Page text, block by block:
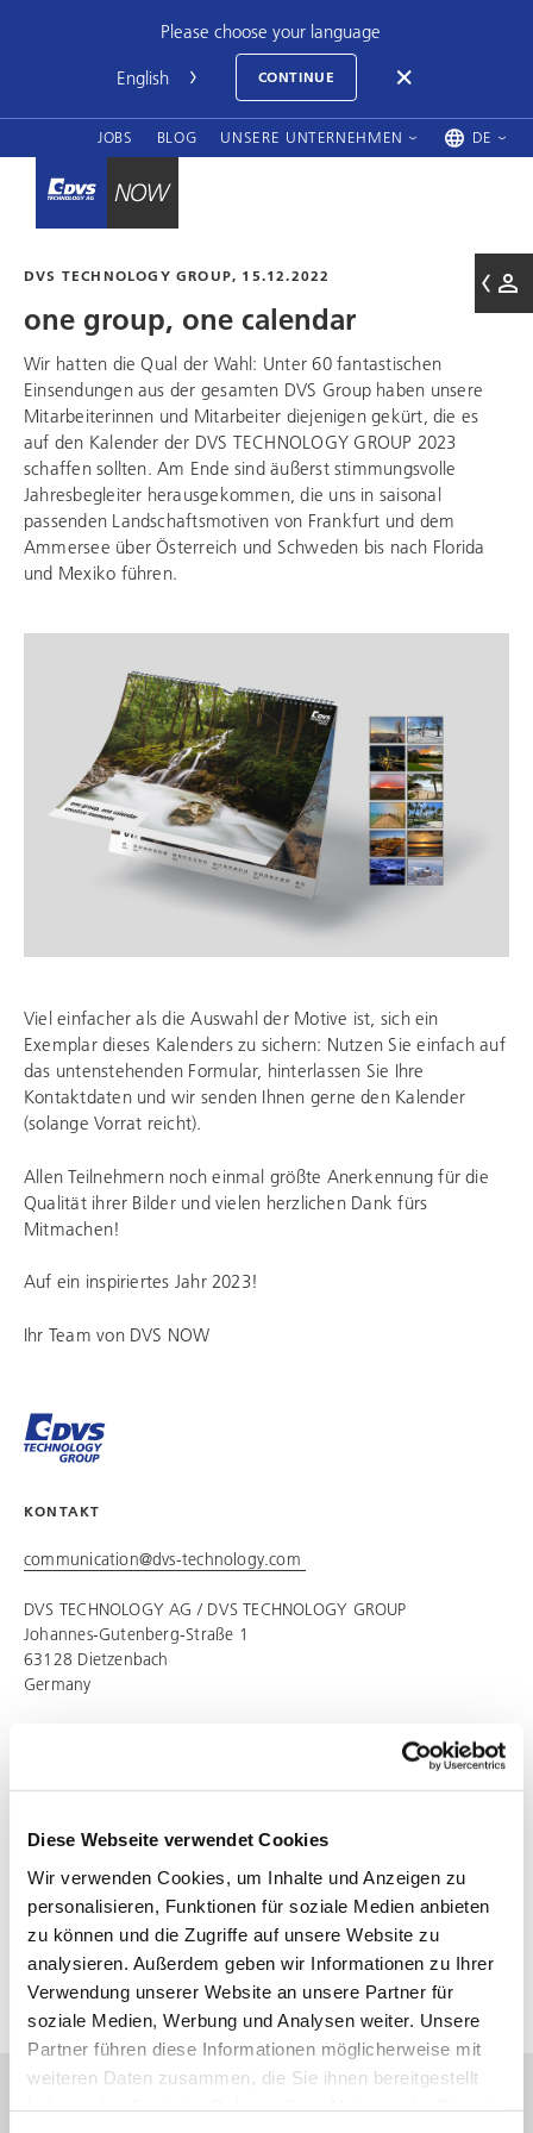
Diese Webseite verwendet Cookies
Wir verwenden Cookies, um Inhalte und Anzeigen zu
personalisieren, Funktionen für soziale Medien anbieten
zu können und die Zugriffe auf unsere Website zu
analysieren. Außerdem geben wir Informationen zu Ihrer
Verwendung unserer Website an unsere Partner für
soziale Medien, Werbung und Analysen weiter. Unsere
Partner führen diese Informationen möglicherweise mit
weiteren Daten zusammen, die Sie ihnen bereitgestellt
Please choose your language
CONTINUE
JOBS BLOG UNSERE UNTERNEHMEN DE
DVS TECHNOLOGY GROUP, 15.12.2022
one group, one calendar
Wir hatten die Qual der Wahl: Unter 60 fantastischen
Einsendungen aus der gesamten DVS Group haben unsere
Mitarbeiterinnen und Mitarbeiter diejenigen gekürt, die es
auf den Kalender der DVS TECHNOLOGY GROUP 2023
schaffen sollten. Am Ende sind äußerst stimmungsvolle
Jahresbegleiter herausgekommen, die uns in saisonal
passenden Landschaftsmotiven von Frankfurt und dem
Ammersee über Österreich und Schweden bis nach Florida
und Mexiko führen.
Viel einfacher als die Auswahl der Motive ist, sich ein
Exemplar dieses Kalenders zu sichern: Nutzen Sie einfach auf
das untenstehenden Formular, hinterlassen Sie Ihre
Kontaktdaten und wir senden Ihnen gerne den Kalender
(solange Vorrat reicht).
Allen Teilnehmern noch einmal größte Anerkennung für die
Qualität ihrer Bilder und vielen herzlichen Dank fürs
Mitmachen!
Auf ein inspiriertes Jahr 2023!
Ihr Team von DVS NOW
KONTAKT
communication@dvs-technology.com
DVS TECHNOLOGY AG / DVS TECHNOLOGY GROUP
Johannes-Gutenberg-Straße 1
63128 Dietzenbach
Germany
BEITRAG TEILEN